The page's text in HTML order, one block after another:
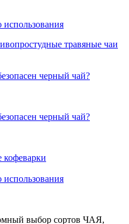
травяные чаи
черный чай?
черный чай?
кофеварки
выбор сортов ЧАЯ,